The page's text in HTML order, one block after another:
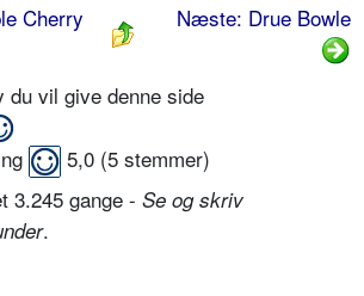
Cherry
Næste: Drue Bowle
du vil give denne side
5,0 (5 stemmer)
3.245 gange - Se og skriv
.